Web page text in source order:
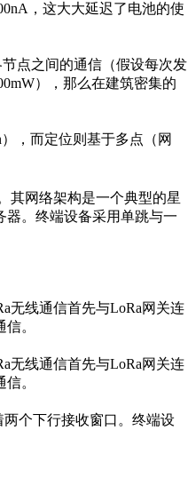
，这大大延迟了电池的使
点之间的通信（假设每次发
），那么在建筑密集的
，而定位则基于多点（网
其网络架构是一个典型的星
器。终端设备采用单跳与一
无线通信首先与LoRa网关连
。
无线通信首先与LoRa网关连
。
个下行接收窗口。终端设